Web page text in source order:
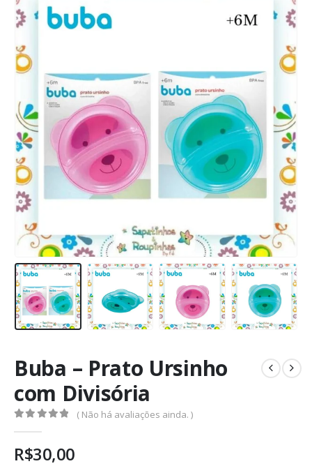
Buba – Prato Ursinho
com Divisória
( Não há avaliações ainda. )
R$30,00